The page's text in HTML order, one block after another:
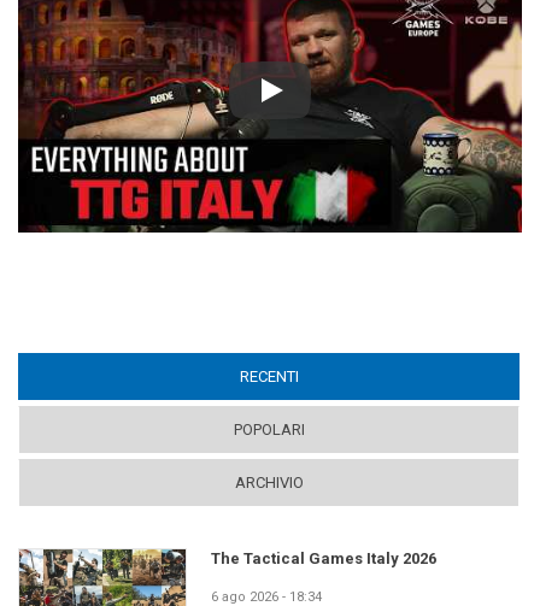
Play
RECENTI
POPOLARI
ARCHIVIO
The Tactical Games Italy 2026
6 ago 2026 - 18:34